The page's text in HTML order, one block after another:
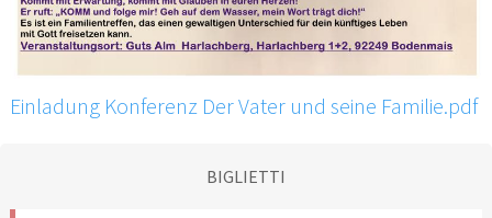
Einladung Konferenz Der Vater und seine Familie.pdf
BIGLIETTI